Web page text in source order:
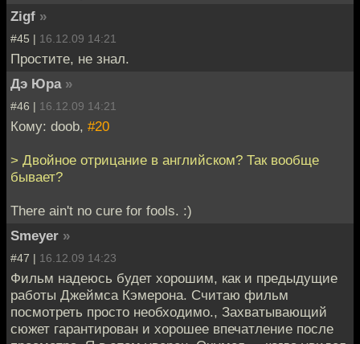
Zigf »
#45 | 16.12.09 14:21
Простите, не знал.
Дэ Юра »
#46 | 16.12.09 14:21
Кому: doob, #20
> Двойное отрицание в английском? Так вообще
бывает?
There ain't no cure for fools. :)
Smeyer »
#47 | 16.12.09 14:23
Фильм надеюсь будет хорошим, как и предыдущие
работы Джеймса Кэмерона. Считаю фильм
посмотреть просто необходимо., Захватывающий
сюжет гарантирован и хорошее впечатление после